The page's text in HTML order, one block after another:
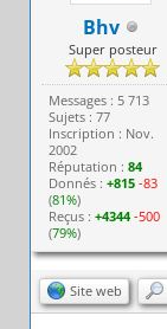
Bhv
Super posteur
Messages : 5 713
Sujets : 77
Inscription : Nov.
2002
Réputation :84
Donnés :+815 -83
(81%)
Reçus :+4344 -500
(79%)
Site web